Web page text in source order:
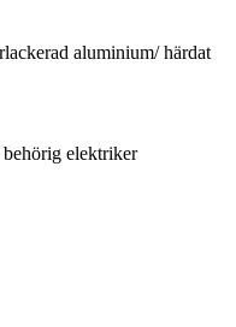
aluminium/ härdat
behörig elektriker